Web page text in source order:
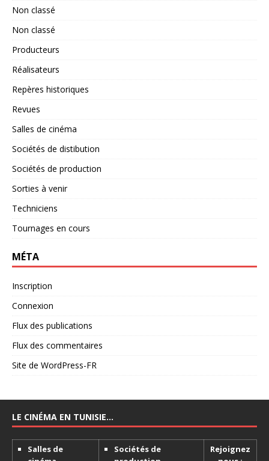
Non classé
Non classé
Producteurs
Réalisateurs
Repères historiques
Revues
Salles de cinéma
Sociétés de distibution
Sociétés de production
Sorties à venir
Techniciens
Tournages en cours
MÉTA
Inscription
Connexion
Flux des publications
Flux des commentaires
Site de WordPress-FR
LE CINÉMA EN TUNISIE…
Salles de
Sociétés de
Rejoignez